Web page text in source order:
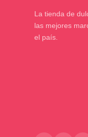
La tienda de
las mejores
el país.